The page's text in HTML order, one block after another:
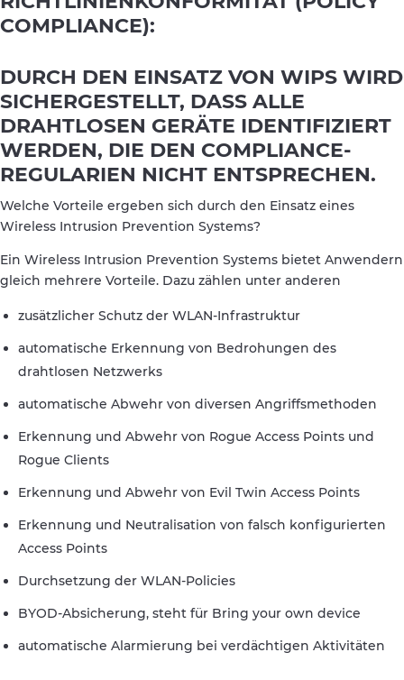
COMPLIANCE):
DURCH DEN EINSATZ VON WIPS WIRD
SICHERGESTELLT, DASS ALLE
DRAHTLOSEN GERÄTE IDENTIFIZIERT
WERDEN, DIE DEN COMPLIANCE-
REGULARIEN NICHT ENTSPRECHEN.
Welche Vorteile ergeben sich durch den Einsatz eines
Wireless Intrusion Prevention Systems?
Ein Wireless Intrusion Prevention Systems bietet Anwendern
gleich mehrere Vorteile. Dazu zählen unter anderen
zusätzlicher Schutz der WLAN-Infrastruktur
automatische Erkennung von Bedrohungen des
drahtlosen Netzwerks
automatische Abwehr von diversen Angriffsmethoden
Erkennung und Abwehr von Rogue Access Points und
Rogue Clients
Erkennung und Abwehr von Evil Twin Access Points
Erkennung und Neutralisation von falsch konfigurierten
Access Points
Durchsetzung der WLAN-Policies
BYOD-Absicherung, steht für Bring your own device
automatische Alarmierung bei verdächtigen Aktivitäten